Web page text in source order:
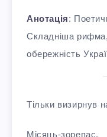
Анотація:
Складніша
обережність
Тільки визирнув
Місяць-зорепас,